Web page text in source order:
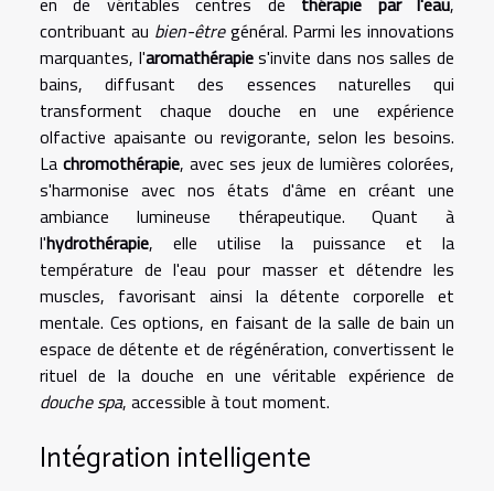
contribuant au bien-êtregénéral. Parmi les innovations
marquantes, l'aromathérapies'invite dans nos salles de
bains, diffusant des essences naturelles qui
transforment chaque douche en une expérience
olfactive apaisante ou revigorante, selon les besoins.
Lachromothérapie, avec ses jeux de lumières colorées,
s'harmonise avec nos états d'âme en créant une
ambiance lumineuse thérapeutique. Quant à
l'hydrothérapie, elle utilise la puissance et la
température de l'eau pour masser et détendre les
muscles, favorisant ainsi la détente corporelle et
mentale. Ces options, en faisant de la salle de bain un
espace de détente et de régénération, convertissent le
rituel de la douche en une véritable expérience de
douche spa, accessible à tout moment.
Intégration intelligente